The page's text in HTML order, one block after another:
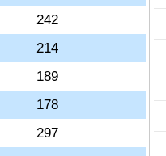
242
214
189
178
297